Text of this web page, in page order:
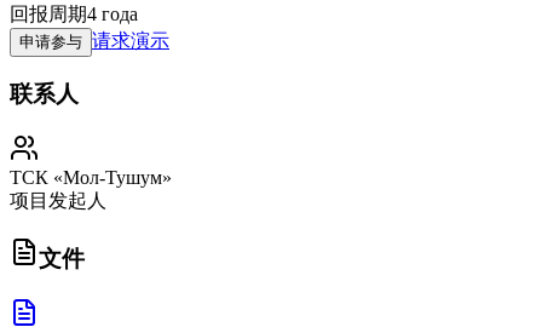
回报周期4 года
申请参与 请求演示
联系人
ТСК «Мол-Тушум»
项目发起人
文件